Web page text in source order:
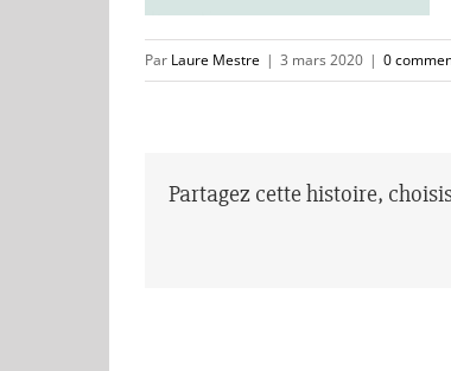
Par Laure Mestre | 3 mars 2020 | 0
Partagez cette histoire,